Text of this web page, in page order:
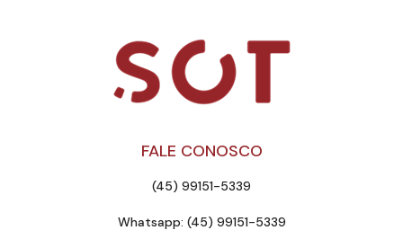
FALE CONOSCO
(45) 99151-5339
Whatsapp: (45) 99151-5339